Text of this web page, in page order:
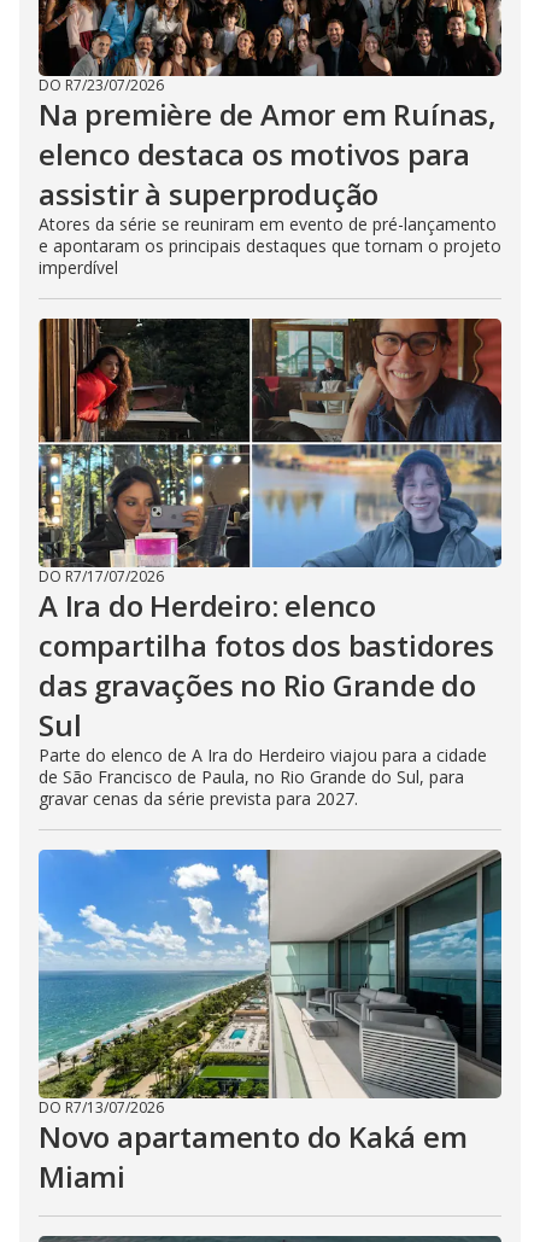
DO R7/23/07/2026
Na première de Amor em Ruínas,
elenco destaca os motivos para
assistir à superprodução
Atores da série se reuniram em evento de pré-lançamento
e apontaram os principais destaques que tornam o projeto
imperdível
DO R7/17/07/2026
A Ira do Herdeiro: elenco
compartilha fotos dos bastidores
das gravações no Rio Grande do
Sul
Parte do elenco de A Ira do Herdeiro viajou para a cidade
de São Francisco de Paula, no Rio Grande do Sul, para
gravar cenas da série prevista para 2027.
DO R7/13/07/2026
Novo apartamento do Kaká em
Miami